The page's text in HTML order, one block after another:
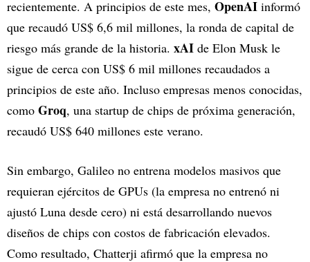
recientemente. A principios de este mes, OpenAI informó
que recaudó US$ 6,6 mil millones, la ronda de capital de
riesgo más grande de la historia. xAI de Elon Musk le
sigue de cerca con US$ 6 mil millones recaudados a
principios de este año. Incluso empresas menos conocidas,
como Groq, una startup de chips de próxima generación,
recaudó US$ 640 millones este verano.
Sin embargo, Galileo no entrena modelos masivos que
requieran ejércitos de GPUs (la empresa no entrenó ni
ajustó Luna desde cero) ni está desarrollando nuevos
diseños de chips con costos de fabricación elevados.
Como resultado, Chatterji afirmó que la empresa no